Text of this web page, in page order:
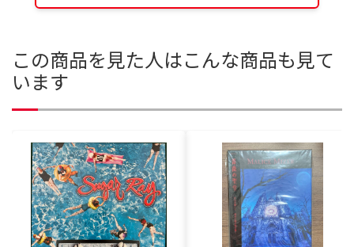
この商品を見た人はこんな商品も見て
います